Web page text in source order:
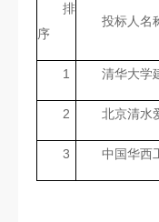
排
序
投标人名
1 清华大学
2 北京清水
3 中国华西